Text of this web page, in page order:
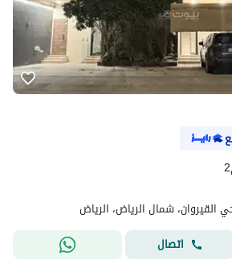
القيروان، شمال الرياض، الرياض
اتصال